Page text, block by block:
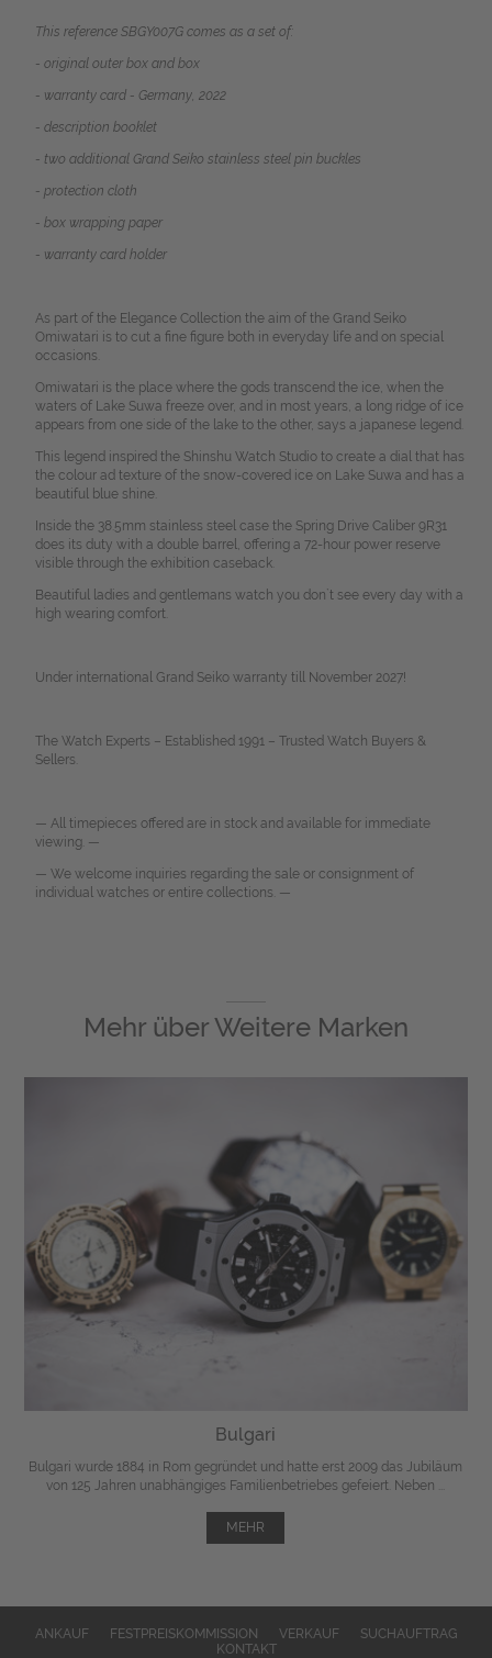
This reference SBGY007G comes as a set of:
- original outer box and box
- warranty card - Germany, 2022
- description booklet
- two additional Grand Seiko stainless steel pin buckles
- protection cloth
- box wrapping paper
- warranty card holder
As part of the Elegance Collection the aim of the Grand Seiko
Omiwatari is to cut a fine figure both in everyday life and on special
occasions.
Omiwatari is the place where the gods transcend the ice, when the
waters of Lake Suwa freeze over, and in most years, a long ridge of ice
appears from one side of the lake to the other, says a japanese legend.
This legend inspired the Shinshu Watch Studio to create a dial that has
the colour ad texture of the snow-covered ice on Lake Suwa and has a
beautiful blue shine.
Inside the 38.5mm stainless steel case the Spring Drive Caliber 9R31
does its duty with a double barrel, offering a 72-hour power reserve
visible through the exhibition caseback.
Beautiful ladies and gentlemans watch you don`t see every day with a
high wearing comfort.
Under international Grand Seiko warranty till November 2027!
The Watch Experts – Established 1991 – Trusted Watch Buyers &
Sellers.
— All timepieces offered are in stock and available for immediate
viewing. —
— We welcome inquiries regarding the sale or consignment of
individual watches or entire collections. —
Mehr überWeitere Marken
Bulgari
Bulgari wurde 1884 in Rom gegründet und hatte erst 2009 das Jubiläum
von 125 Jahren unabhängiges Familienbetriebes gefeiert. Neben ...
MEHR
ANKAUF FESTPREISKOMMISSION VERKAUF
SUCHAUFTRAG
KONTAKT